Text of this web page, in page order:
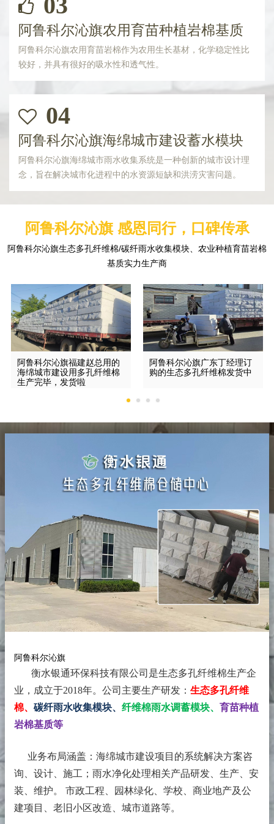
阿鲁科尔沁旗农用育苗种植岩棉基质
阿鲁科尔沁旗农用育苗岩棉作为农用生长基材，化学稳定性比
较好，并具有很好的吸水性和透气性。
04
阿鲁科尔沁旗海绵城市建设蓄水模块
阿鲁科尔沁旗海绵城市雨水收集系统是一种创新的城市设计理
念，旨在解决城市化进程中的水资源短缺和洪涝灾害问题。
阿鲁科尔沁旗 感恩同行，口碑传承
阿鲁科尔沁旗生态多孔纤维棉/碳纤雨水收集模块、农业种植育苗岩棉
基质实力生产商
阿鲁科尔沁旗福建赵总用的
海绵城市建设用多孔纤维棉
生产完毕，发货啦
阿鲁科尔沁旗广东丁经理订
购的生态多孔纤维棉发货中
阿鲁科尔沁旗
衡水银通环保科技有限公司是生态多孔纤维棉生产企
业，成立于2018年。 公司主要生产研发： 生态多孔纤维
棉、 碳纤雨水收集模块、 纤维棉雨水调蓄模块、 育苗种植
岩棉基质等
业务布局涵盖：海绵城市建设项目的系统解决方案咨
询、设计、施工；雨水净化处理相关产品研发、生产、安
装、维护。 市政工程、园林绿化、学校、商业地产及公
建项目、老旧小区改造、城市道路等。